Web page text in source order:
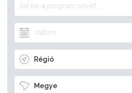
Régió
Megye